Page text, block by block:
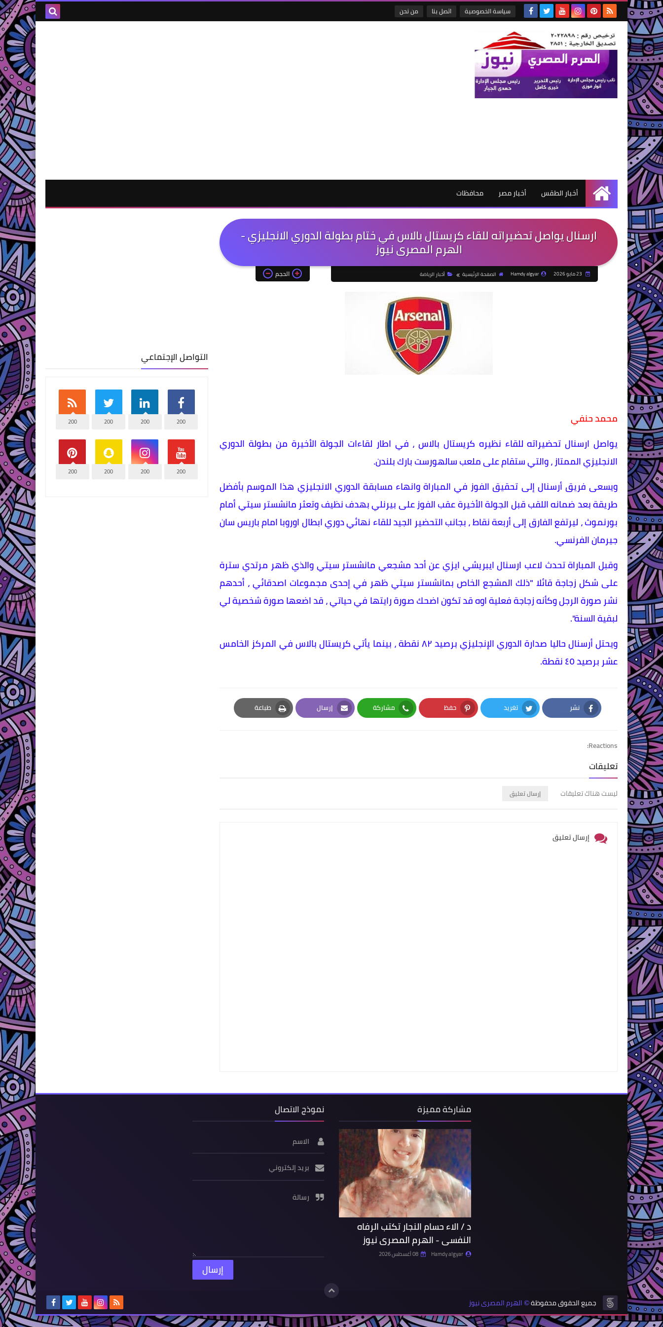
سياسة الخصوصية اتصل بنا من نحن
الرئيسية
أخبار الطقس أخبار مصر محافظات
ارسنال يواصل تحضيراته للقاء كريستال بالاس في ختام بطولة الدوري الانجليزي -
الهرم المصرى نيوز
Hamdy algyar الصفحة الرئيسية أخبار الرياضة الحجم
محمد حنفي
يواصل ارسنال تحضيراته للقاء نظيره كريستال بالاس ، في اطار لقاءات الجولة الأخيرة من بطولة الدوري
الانجليزي الممتاز ، والتي ستقام على ملعب سالهورست بارك بلندن.
ويسعى فريق أرسنال إلى تحقيق الفوز في المباراة وانهاء مسابقة الدوري الانجليزي هذا الموسم بأفضل
طريقة بعد ضمانه اللقب قبل الجولة الأخيرة عقب الفوز على بيرنلي بهدف نظيف وتعثر مانشستر سيتي أمام
بورنموث ، ليرتفع الفارق إلى أربعة نقاط ، بجانب التحضير الجيد للقاء نهائي دوري ابطال اوروبا امام باريس سان
جيرمان الفرنسي.
وقبل المباراة تحدث لاعب ارسنال ايبريشي ايزي عن أحد مشجعي مانشستر سيتي والذي ظهر مرتدي سترة
على شكل زجاجة قائلا "ذلك المشجع الخاص بمانشستر سيتي ظهر في إحدى مجموعات اصدقائي ، أحدهم
نشر صورة الرجل وكأنه زجاجة فعلية اوه قد تكون اضحك صورة رايتها في حياتي ، قد اضعها صورة شخصية لي
لبقية السنة".
ويحتل أرسنال حاليا صدارة الدوري الإنجليزي برصيد ٨٢ نقطة ، بينما يأتي كريستال بالاس في المركز الخامس
عشر برصيد ٤٥ نقطة.
نشر
Facebook
تغريد
Twitter
حفظ
Pinterest
مشاركة
Whatsapp
إرسال
Email
طباعة
Print
Reactions:
تعليقات
ليست هناك تعليقات إرسال تعليق
إرسال تعليق
التواصل الإجتماعي
200
200
200
200
200
200
200
200
مشاركة مميزة
د / الاء حسام النجار تكتب الرفاه
النفسى - الهرم المصرى نيوز
Hamdy algyar 08 أغسطس 2026
نموذج الاتصال
الاسم
بريد إلكتروني
رسالة
جميع الحقوق محفوظة© الهرم المصرى نيوز